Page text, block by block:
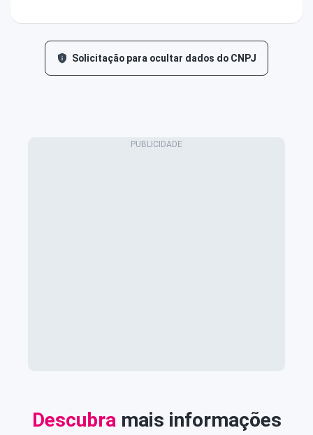
Solicitação para ocultar dados do CNPJ
Descubra mais informações